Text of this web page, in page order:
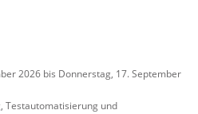
2026 bis Donnerstag, 17. September
Testautomatisierung und